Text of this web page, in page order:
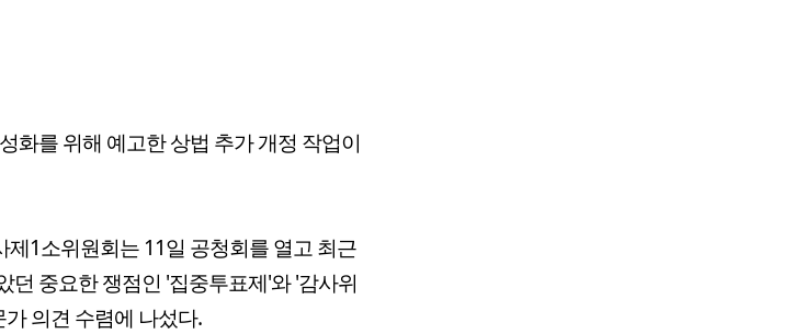
화를 위해 예고한 상법 추가 개정 작업이
1소위원회는 11일 공청회를 열고 최근
던 중요한 쟁점인 '집중투표제'와 '감사위
의견 수렴에 나섰다.